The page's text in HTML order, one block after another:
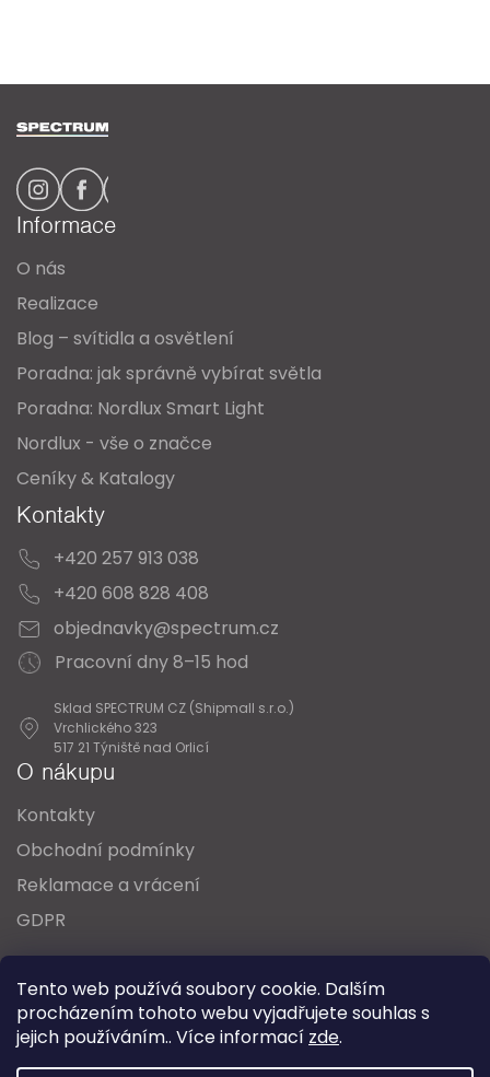
Tento web používá soubory cookie. Dalším
procházením tohoto webu vyjadřujete souhlas s
jejich používáním.. Více informací zde.
Informace
O nás
Realizace
Blog – svítidla a osvětlení
Poradna: jak správně vybírat světla
Poradna: Nordlux Smart Light
Nordlux - vše o značce
Ceníky & Katalogy
Kontakty
+420 257 913 038
+420 608 828 408
objednavky@spectrum.cz
Pracovní dny 8–15 hod
Sklad SPECTRUM CZ (Shipmall s.r.o.)
Vrchlického 323
517 21 Týniště nad Orlicí
O nákupu
Kontakty
Obchodní podmínky
Reklamace a vrácení
GDPR
Oblíbené série svítidel: Nordlux Alton
Nordlux Milford Nordlux Oja Nordlux Ellen
Nordlux Explore Nordlux Landon